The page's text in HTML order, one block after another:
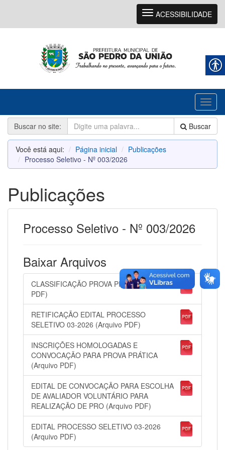
Navegação
ACESSIBILIDADE
Buscar no site:
Buscar
Você está aqui: Página inicial
Publicações
Processo Seletivo - Nº 003/2026
Publicações
Processo Seletivo - Nº 003/2026
Baixar Arquivos
CLASSIFICAÇÃO PROVA PRÁTICA (Arquivo
PDF)
RETIFICAÇÃO EDITAL PROCESSO
SELETIVO 03-2026 (Arquivo PDF)
INSCRIÇÕES HOMOLOGADAS E
CONVOCAÇÃO PARA PROVA PRÁTICA
(Arquivo PDF)
EDITAL DE CONVOCAÇÃO PARA ESCOLHA
DE AVALIADOR VOLUNTÁRIO PARA
REALIZAÇÃO DE PRO (Arquivo PDF)
EDITAL PROCESSO SELETIVO 03-2026
(Arquivo PDF)